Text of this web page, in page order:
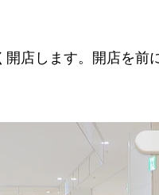
開店します。開店を前